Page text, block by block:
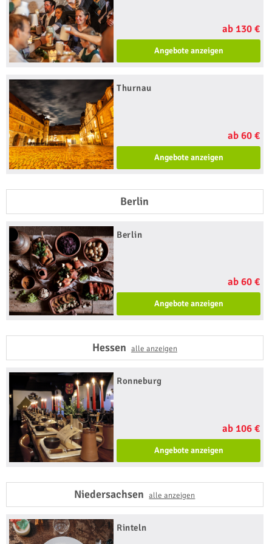
ab 130 €
Angebote anzeigen
Thurnau
ab 60 €
Angebote anzeigen
Berlin
Berlin
ab 60 €
Angebote anzeigen
Hessen alle anzeigen
Ronneburg
ab 106 €
Angebote anzeigen
Niedersachsenalle anzeigen
Rinteln